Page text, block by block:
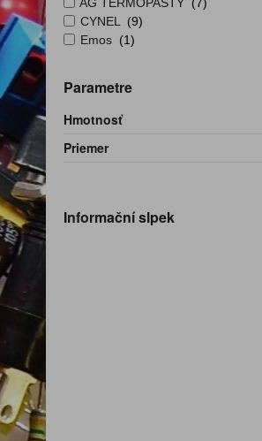
CYNEL
(9)
Emos (1)
Parametre
Hmotnosť
Priemer
Informační slpek